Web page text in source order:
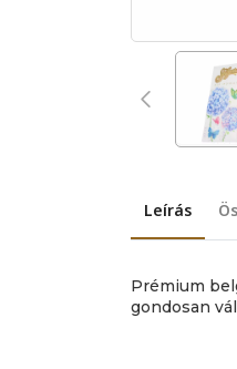
Leírás
Prémium
gondosan